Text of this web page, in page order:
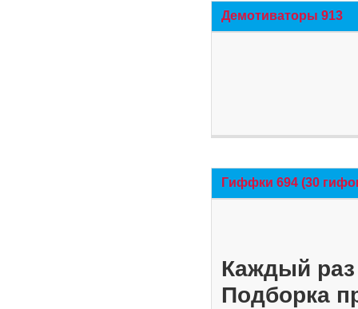
Демотиваторы 913
Гиффки 694 (30
Каждый
Подборка